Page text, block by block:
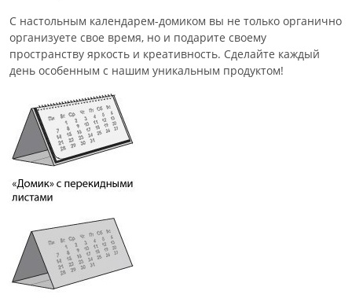
С настольным календарем-домиком вы не только органично
организуете свое время, но и подарите своему
пространству яркость и креативность. Сделайте каждый
день особенным с нашим уникальным продуктом!